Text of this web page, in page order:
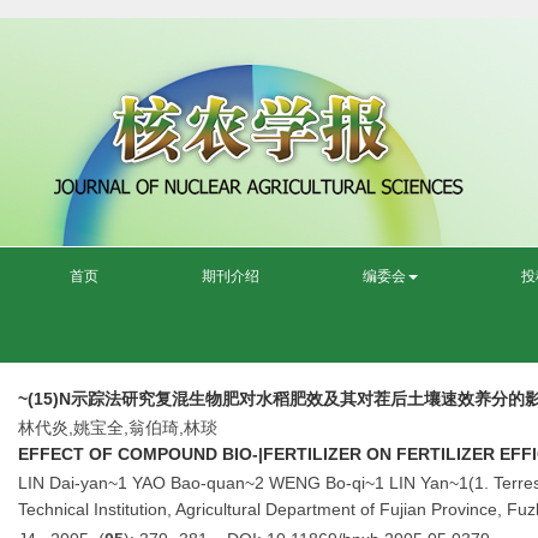
首页 期刊介绍 编委会
~(15)N示踪法研究复混生物肥对水稻肥效及其对茬后土壤速效养分的
林代炎,姚宝全,翁伯琦,林琰
EFFECT OF COMPOUND BIO-|FERTILIZER ON FERTILIZER
LIN Dai-yan~1 YAO Bao-quan~2 WENG Bo-qi~1 LIN Yan~1(1.
Technical Institution, Agricultural Department of Fujian Province,